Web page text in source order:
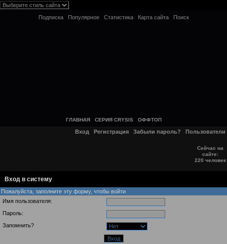
Подписка Популярное Статистика Карта сайта Поиск
ГЛАВНАЯ СЕРИЯ CRYSIS ОФФТОП
Вход Регистрация Забыли пароль? Пользователи
Сейчас на
сайте:
220 человек
Вход в систему
Пожалуйста, заполните эту форму, чтобы войти
Имя пользователя:
Пароль:
Запомнить?